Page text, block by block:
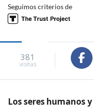
Seguimos criterios de
381
visitas
Los seres humanos